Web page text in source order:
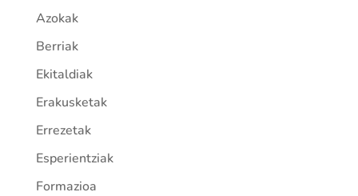
Azokak
Berriak
Ekitaldiak
Erakusketak
Errezetak
Esperientziak
Formazioa